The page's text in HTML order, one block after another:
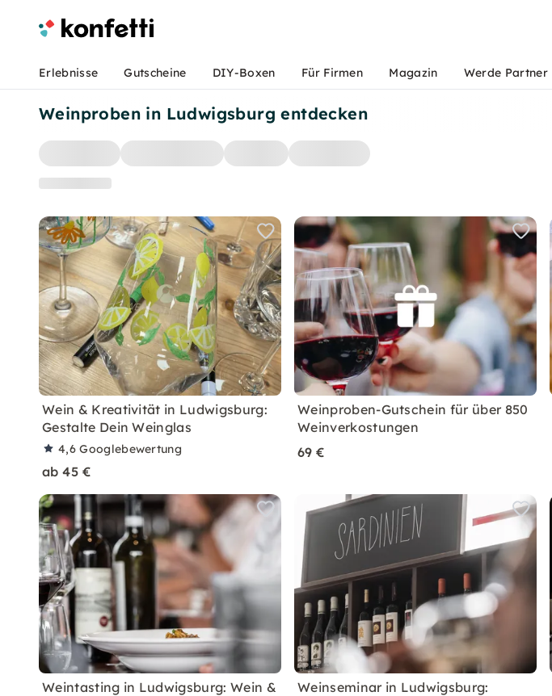
Weinproben in Ludwigsburg entdecken
Wein & Kreativität in Ludwigsburg:
Gestalte Dein Weinglas
4,6Googlebewertung
ab 45 €
Weinproben-Gutschein für über 850
Weinverkostungen
69 €
Weintasting in Ludwigsburg: Wein &
Weinseminar in Ludwigsburg:
Erlebnisse Gutscheine DIY-Boxen Für Firmen Magazin Werde Partner